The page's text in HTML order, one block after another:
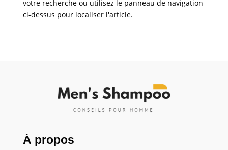
votre recherche ou utilisez le panneau de navigation
ci-dessus pour localiser l'article.
À propos